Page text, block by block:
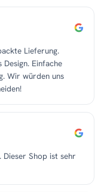
Lieferung.
Einfache
Wir würden uns
Dieser Shop ist sehr